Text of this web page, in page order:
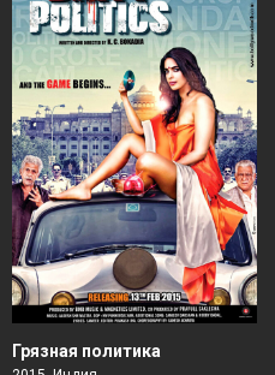
Грязная политика